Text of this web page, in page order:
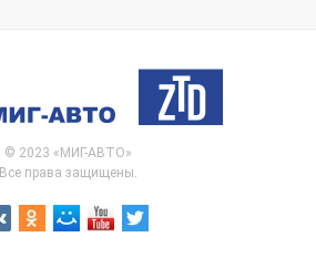
© 2023 «МИГ-АВТО»
Все права защищены.